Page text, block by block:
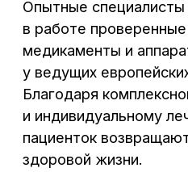
ИМЕЮТСЯ ПРОТИВОПОКАЗАНИЯ.
НЕОБХОДИМА КОНСУЛЬТАЦИЯ